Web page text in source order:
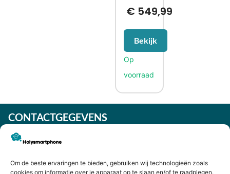
Om de beste ervaringen te bieden, gebruiken wij technologieën zoals
cookies om informatie over je apparaat op te slaan en/of te raadplegen.
€549,99
Bekijk
CONTACTGEGEVENS
1561 DE, Krommenie
info@holysmartphone.nl